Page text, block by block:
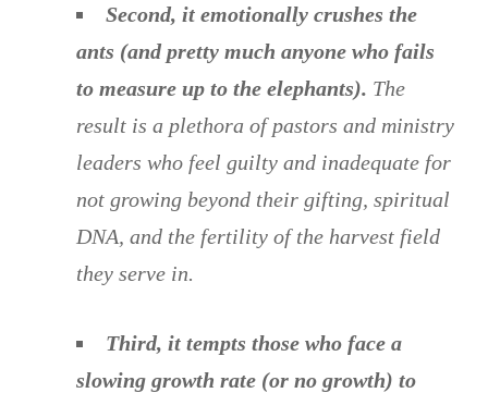
Second, it emotionally crushes the
ants (and pretty much anyone who fails
to measure up to the elephants). The
result is a plethora of pastors and ministry
leaders who feel guilty and inadequate for
not growing beyond their gifting, spiritual
DNA, and the fertility of the harvest field
they serve in.
Third, it tempts those who face a
slowing growth rate (or no growth) to